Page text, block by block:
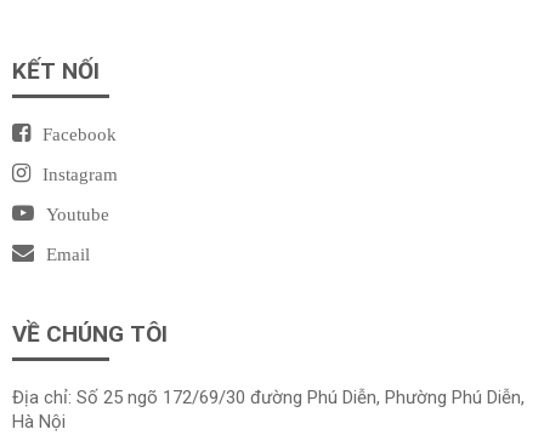
KẾT NỐI
Facebook
Instagram
Youtube
Email
VỀ CHÚNG TÔI
Địa chỉ: Số 25 ngõ 172/69/30 đường Phú Diễn, Phường Phú Diễn,
Hà Nội